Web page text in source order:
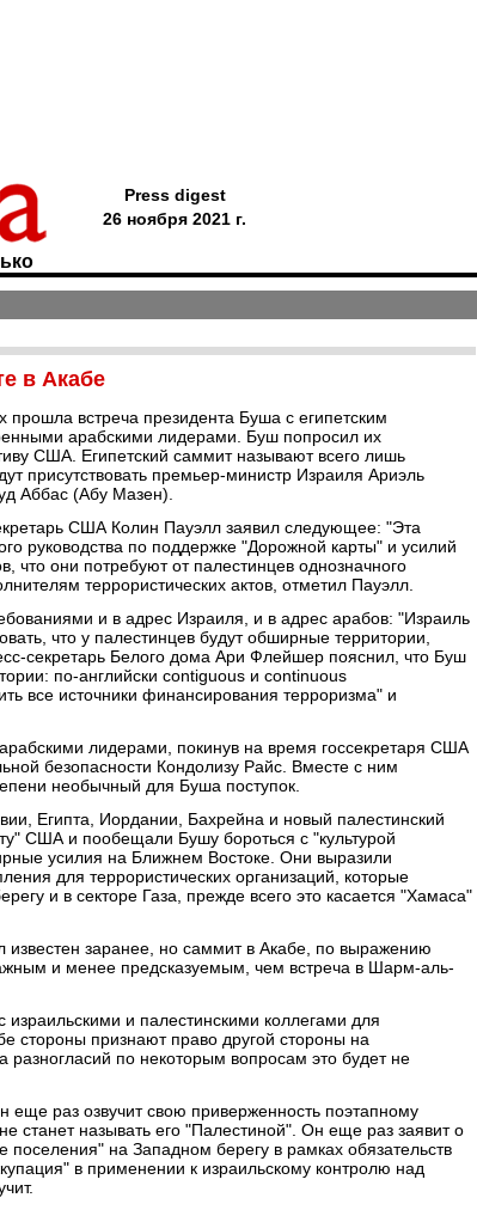
Press digest
26 ноября 2021 г.
в Акабе
встреча президента Буша с египетским
арабскими лидерами. Буш попросил их
США. Египетский саммит называют всего лишь
присутствовать премьер-министр Израиля Ариэль
Аббас (Абу Мазен).
США Колин Пауэлл заявил следующее: "Эта
руководства по поддержке "Дорожной карты" и усилий
они потребуют от палестинцев однозначного
террористических актов, отметил Пауэлл.
и в адрес Израиля, и в адрес арабов: "Израиль
что у палестинцев будут обширные территории,
секретарь Белого дома Ари Флейшер пояснил, что Буш
по-английски contiguous и continuous
все источники финансирования терроризма" и
лидерами, покинув на время госсекретаря США
безопасности Кондолизу Райс. Вместе с ним
необычный для Буша поступок.
Египта, Иордании, Бахрейна и новый палестинский
США и пообещали Бушу бороться с "культурой
усилия на Ближнем Востоке. Они выразили
для террористических организаций, которые
и в секторе Газа, прежде всего это касается "Хамаса"
заранее, но саммит в Акабе, по выражению
и менее предсказуемым, чем встреча в Шарм-аль-
израильскими и палестинскими коллегами для
стороны признают право другой стороны на
разногласий по некоторым вопросам это будет не
раз озвучит свою приверженность поэтапному
станет называть его "Палестиной". Он еще раз заявит о
поселения" на Западном берегу в рамках обязательств
в применении к израильскому контролю над